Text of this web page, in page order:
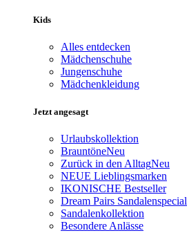
Kids
Alles entdecken
Mädchenschuhe
Jungenschuhe
Mädchenkleidung
Jetzt angesagt
Urlaubskollektion
BrauntöneNeu
Zurück in den AlltagNeu
NEUE Lieblingsmarken
IKONISCHE Bestseller
Dream Pairs Sandalenspecial
Sandalenkollektion
Besondere Anlässe